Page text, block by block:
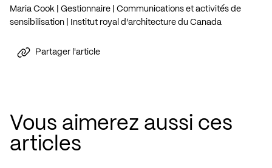
Maria Cook | Gestionnaire | Communications et activités de
sensibilisation | Institut royal d’architecture du Canada
Partager l'article
Vous aimerez aussi ces
articles